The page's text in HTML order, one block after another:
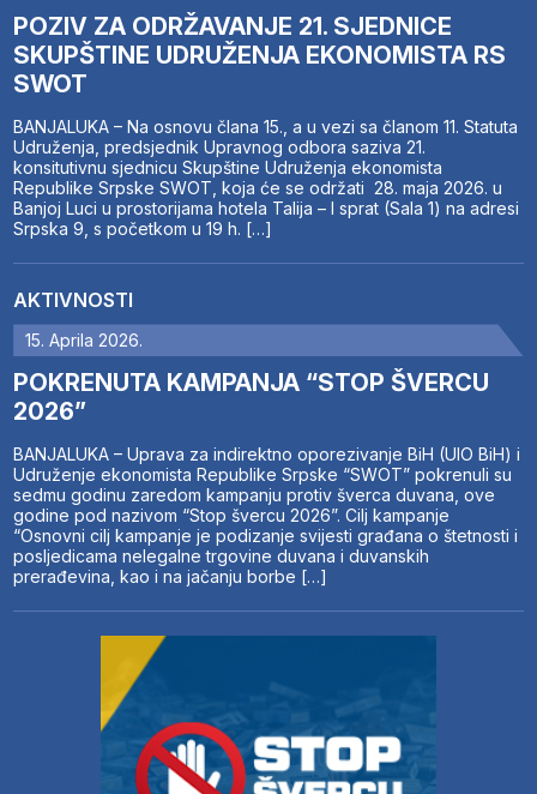
POZIV ZA ODRŽAVANJE 21. SJEDNICE
SKUPŠTINE UDRUŽENJA EKONOMISTA RS
SWOT
BANJALUKA – Na osnovu člana 15., a u vezi sa članom 11. Statuta
Udruženja, predsjednik Upravnog odbora saziva 21.
konsitutivnu sjednicu Skupštine Udruženja ekonomista
Republike Srpske SWOT, koja će se održati 28. maja 2026. u
Banjoj Luci u prostorijama hotela Talija – I sprat (Sala 1) na adresi
Srpska 9, s početkom u 19 h. […]
AKTIVNOSTI
15. Aprila 2026.
POKRENUTA KAMPANJA “STOP ŠVERCU
2026”
BANJALUKA – Uprava za indirektno oporezivanje BiH (UIO BiH) i
Udruženje ekonomista Republike Srpske “SWOT” pokrenuli su
sedmu godinu zaredom kampanju protiv šverca duvana, ove
godine pod nazivom “Stop švercu 2026”. Cilj kampanje
“Osnovni cilj kampanje je podizanje svijesti građana o štetnosti i
posljedicama nelegalne trgovine duvana i duvanskih
prerađevina, kao i na jačanju borbe […]